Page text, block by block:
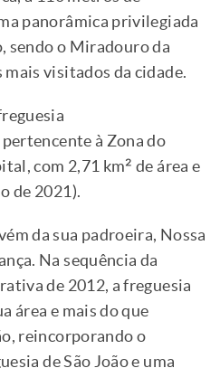
panorâmica privilegiada
sendo o Miradouro da
mais visitados da cidade.
à Zona do
com 2,71 km² de área e
de 2021).
da sua padroeira, Nossa
Na sequência da
de 2012, a freguesia
área e mais do que
reincorporando o
de São João e uma